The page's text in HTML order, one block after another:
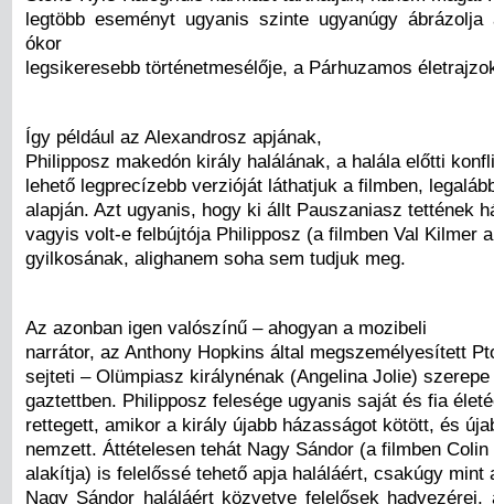
legtöbb eseményt ugyanis szinte ugyanúgy
ókor
legsikeresebb történetmesélője, a Párhuzamos
Így például az Alexandrosz apjának,
Philipposz makedón király halálának, a halála előtti
lehető legprecízebb verzióját láthatjuk a filmben,
alapján. Azt ugyanis, hogy ki állt Pauszaniasz tettének
vagyis volt-e felbújtója Philipposz (a filmben Val Kilmer
gyilkosának, alighanem soha sem tudjuk meg.
Az azonban igen valószínű – ahogyan a mozibeli
narrátor, az Anthony Hopkins által megszemélyesített
sejteti – Olümpiasz királynénak (Angelina Jolie)
gaztettben. Philipposz felesége ugyanis saját és fia
rettegett, amikor a király újabb házasságot kötött, és
nemzett. Áttételesen tehát Nagy Sándor (a filmben Colin
alakítja) is felelőssé tehető apja haláláért, csakúgy mint
Nagy Sándor haláláért közvetve felelősek hadvezérei,